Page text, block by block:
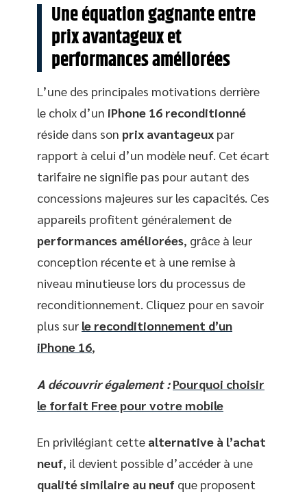
Une équation gagnante entre
prix avantageux et
performances améliorées
L’une des principales motivations derrière
le choix d’un iPhone 16 reconditionné
réside dans son prix avantageux par
rapport à celui d’un modèle neuf. Cet écart
tarifaire ne signifie pas pour autant des
concessions majeures sur les capacités. Ces
appareils profitent généralement de
performances améliorées, grâce à leur
conception récente et à une remise à
niveau minutieuse lors du processus de
reconditionnement. Cliquez pour en savoir
plus sur le reconditionnement d’un
iPhone 16,
A découvrir également : Pourquoi choisir
le forfait Free pour votre mobile
En privilégiant cette alternative à l’achat
neuf, il devient possible d’accéder à une
qualité similaire au neuf que proposent